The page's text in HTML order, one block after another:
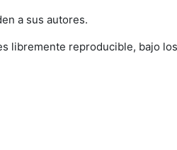
a sus autores.
reproducible, bajo